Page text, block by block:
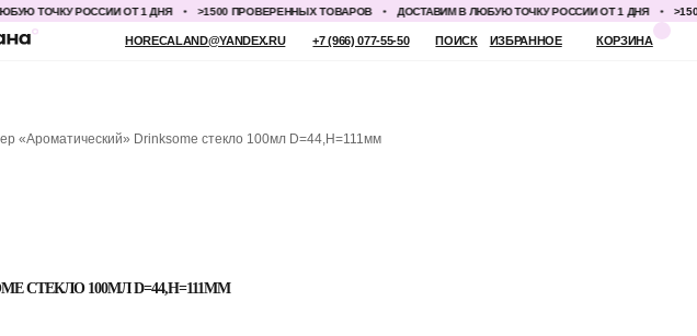
РОССИИ ОТ 1 ДНЯ >1500 ПРОВЕРЕННЫХ ТОВАРОВ ДОСТАВИМ В ЛЮБУЮ ТОЧКУ РОССИИ ОТ 1 ДНЯ >1500
ПОИСК
+7 (966) 077-55-50 ИЗБРАННОЕ
HORECALAND@YANDEX.RU КОРЗИНА
«Ароматический» Drinksome стекло 100мл D=44,H=111мм
СТЕКЛО 100МЛ D=44,H=111ММ